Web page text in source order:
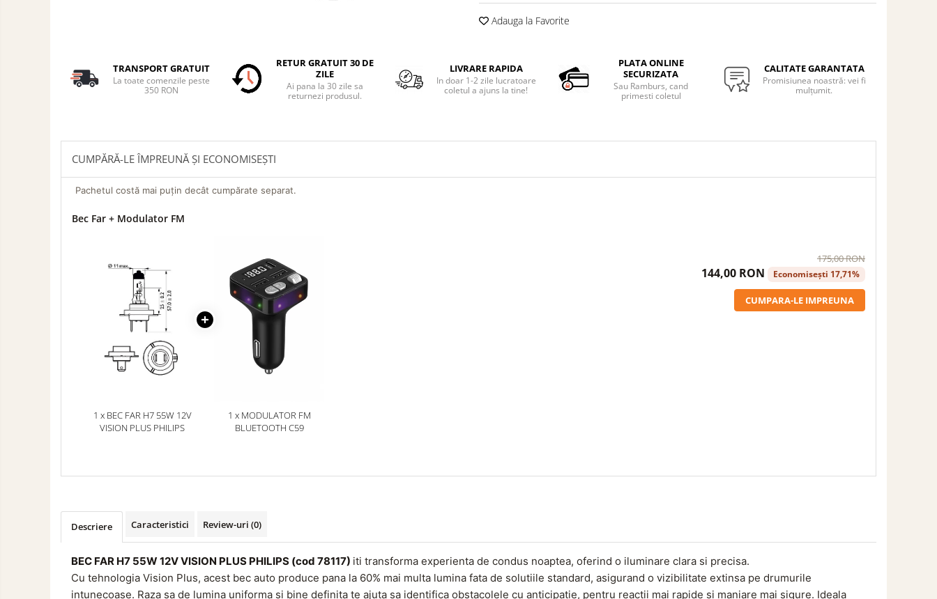
Huse Scaune Auto
Covorase Auto/ Presuri Auto
Seturi Interior
Accesorii Siguranta Auto
Carcasa Cheie
Accesorii Electronice Auto
Amortizoare Capota
Pompa Spalator Parbriz
Lampi si Proiectoare Camion
Accesorii Cabina Camion
Produse
Intretinere si
Detailing
Articole Auto
Adauga la Favorite
TRANSPORT GRATUIT
La toate comenzile peste
350 RON
RETUR GRATUIT 30 DE
ZILE
Ai pana la 30 zile sa
returnezi produsul.
LIVRARE RAPIDA
In doar 1-2 zile lucratoare
coletul a ajuns la tine!
PLATA ONLINE
SECURIZATA
Sau Ramburs, cand
primesti coletul
CALITATE GARANTATA
Promisiunea noastră: vei fi
mulțumit.
CUMPĂRĂ-LE ÎMPREUNĂ ȘI ECONOMISEȘTI
Pachetul costă mai puțin decât cumpărate separat.
Bec Far + Modulator FM
1 x BEC FAR H7 55W 12V
VISION PLUS PHILIPS
1 x MODULATOR FM
BLUETOOTH C59
175,00 RON
144,00 RON Economisești 17,71%
CUMPARA-LE IMPREUNA
Descriere Caracteristici Review-uri (0)
BEC FAR H7 55W 12V VISION PLUS PHILIPS (cod 78117) iti transforma experienta de condus noaptea, oferind o iluminare clara si precisa.
Cu tehnologia Vision Plus, acest bec auto produce pana la 60% mai multa lumina fata de solutiile standard, asigurand o vizibilitate extinsa pe drumurile
intunecoase. Raza sa de lumina uniforma si bine definita te ajuta sa identifica obstacolele cu anticipatie, pentru reactii mai rapide si maniare mai sigure. Ideala